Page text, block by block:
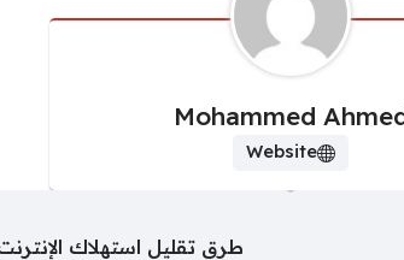
Mohammed
Website
طرق تقليل استهلاك الإنترنت